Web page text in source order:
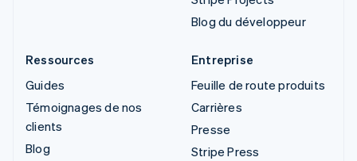
Blog du développeur
Ressources
Guides
Témoignages de nos
clients
Blog
Entreprise
Feuille de route produits
Carrières
Presse
Stripe Press